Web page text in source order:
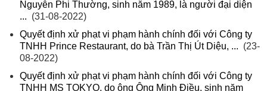
Nguyễn Phi Thường, sinh năm 1989, là người đại diện
... (31-08-2022)
Quyết định xử phạt vi phạm hành chính đối với Công ty
TNHH Prince Restaurant, do bà Trần Thị Út Diệu, ... (23-
08-2022)
Quyết định xử phạt vi phạm hành chính đối với Công ty
TNHH MS TOKYO, do ông Ông Minh Điều, sinh năm